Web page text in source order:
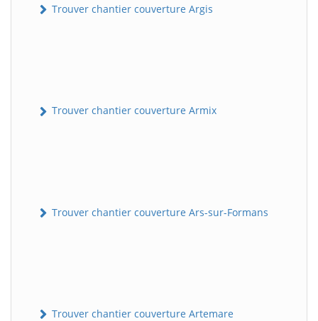
Trouver chantier couverture Argis
Trouver chantier couverture Armix
Trouver chantier couverture Ars-sur-Formans
Trouver chantier couverture Artemare